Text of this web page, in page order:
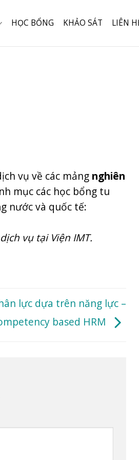
HỌC BỔNG KHẢO SÁT LIÊN
vụ về các mảng nghiên
mục các học bổng tu
nước và quốc tế:
vụ tại Viện IMT.
lực dựa trên năng lực –
based HRM